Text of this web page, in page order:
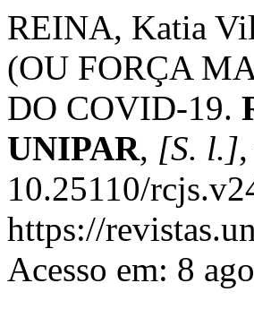
REINA, Katia
(OU FORÇA
DO COVID-19.
UNIPAR, [S. l.]
10.25110/
https://
Acesso em: 8